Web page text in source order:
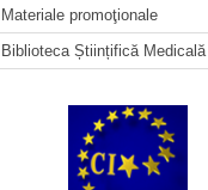
Materiale promoţionale
Biblioteca Științifică Medicală